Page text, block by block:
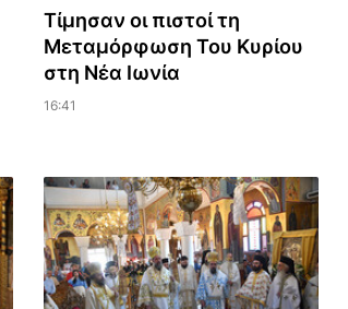
Τίμησαν οι πιστοί τη
Μεταμόρφωση Του Κυρίου
στη Νέα Ιωνία
16:41